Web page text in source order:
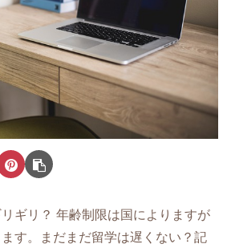
ギリ？ 年齢制限は国によりますが
す。まだまだ留学は遅くない？記